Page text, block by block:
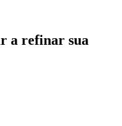
a refinar sua